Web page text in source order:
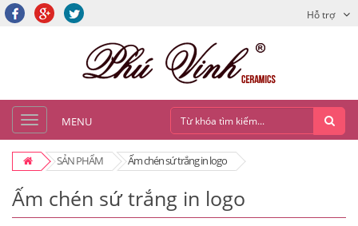
Hỗ trợ
MENU
SẢN PHẨM Ấm chén sứ trắng in logo
Ấm chén sứ trắng in logo